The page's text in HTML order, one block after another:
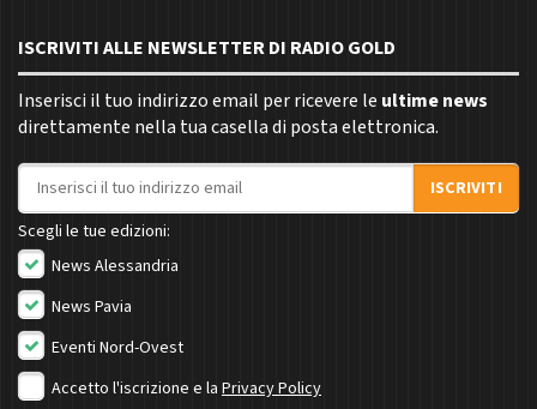
ISCRIVITI ALLE NEWSLETTER DI RADIO GOLD
Inserisci il tuo indirizzo email per ricevere le ultime news
direttamente nella tua casella di posta elettronica.
Indirizzo email
ISCRIVITI
Scegli le tue edizioni:
News Alessandria
News Pavia
Eventi Nord-Ovest
Accetto l'iscrizione e la Privacy Policy